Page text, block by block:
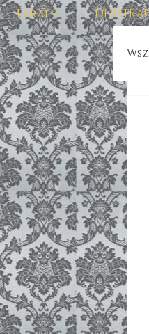
Parafia